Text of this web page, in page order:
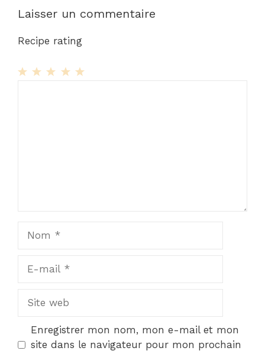
Laisser un commentaire
Recipe rating
Site
Enregistrer mon nom, mon e-mail et mon
site dans le navigateur pour mon prochain